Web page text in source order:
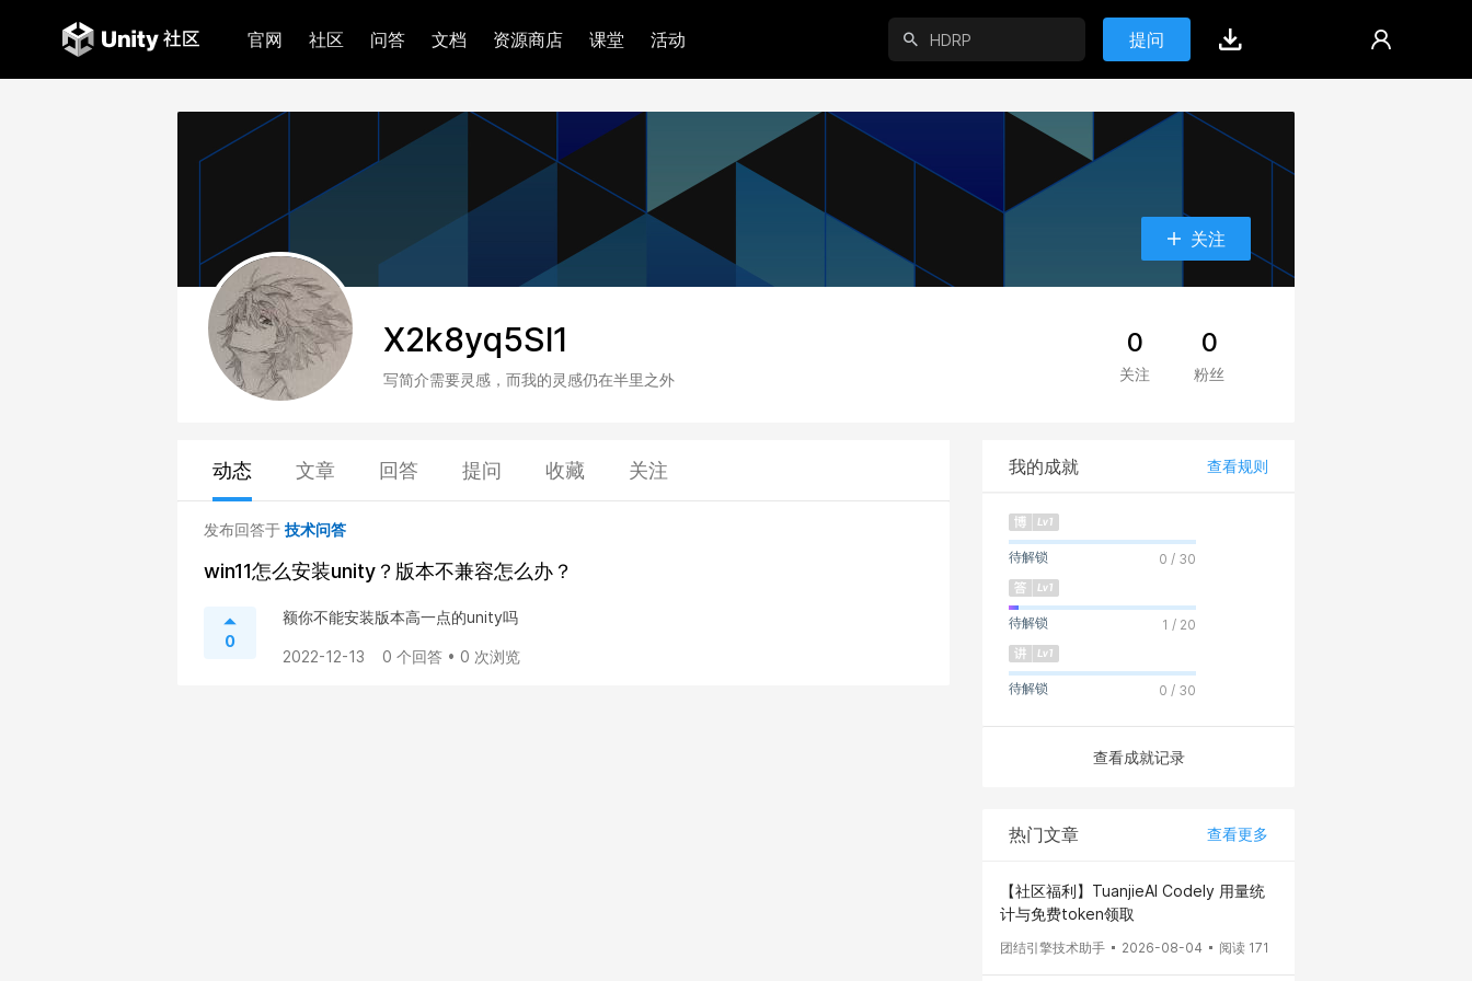
官网 社区 问答 文档 资源商店 课堂 活动 提问
关注
X2k8yq5Sl1
写简介需要灵感，而我的灵感仍在半里之外
0
关注
0
粉丝
动态 文章 回答 提问 收藏 关注
发布回答于 技术问答
win11怎么安装unity？版本不兼容怎么办？
0
额你不能安装版本高一点的unity吗
2022-12-13 0 个回答 • 0 次浏览
我的成就 查看规则
待解锁 0 / 30
待解锁 1 / 20
待解锁 0 / 30
查看成就记录
热门文章 查看更多
【社区福利】TuanjieAI Codely 用量统
计与免费token领取
团结引擎技术助手 2026-08-04 阅读 171